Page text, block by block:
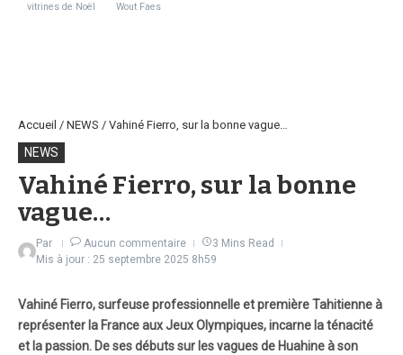
vitrines de Noël
Wout Faes
Accueil / NEWS / Vahiné Fierro, sur la bonne vague…
NEWS
Vahiné Fierro, sur la bonne
vague…
Par Aucun commentaire
3 Mins Read
Mis à jour : 25 septembre 2025 8h59
Vahiné Fierro, surfeuse professionnelle et première Tahitienne à
représenter la France aux Jeux Olympiques, incarne la ténacité
et la passion. De ses débuts sur les vagues de Huahine à son